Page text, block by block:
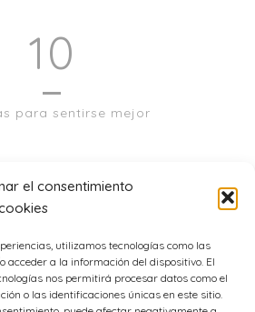
el consentimiento
utilizamos tecnologías como las
a la información del dispositivo. El
nos permitirá procesar datos como el
o las identificaciones únicas en este sitio.
10
para sentirse mejor